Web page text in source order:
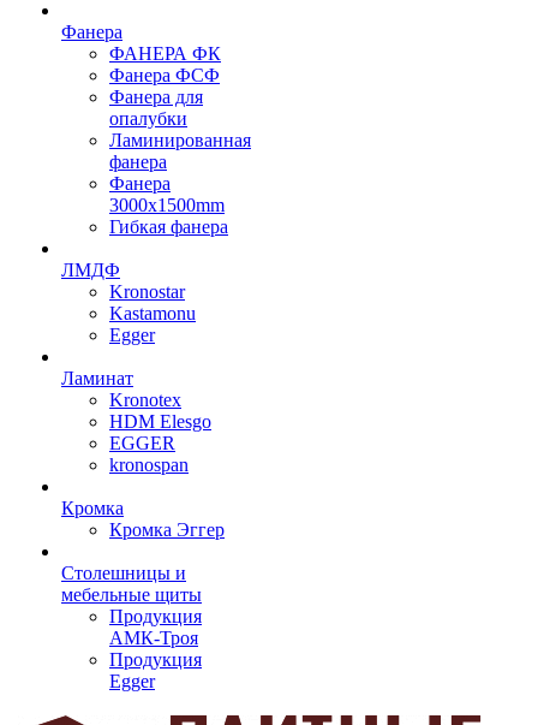
Фанера
ФАНЕРА ФК
Фанера ФСФ
Фанера для
опалубки
Ламинированная
фанера
Фанера
3000х1500mm
Гибкая фанера
ЛМДФ
Kronostar
Kastamonu
Egger
Ламинат
Kronotex
HDM Elesgo
EGGER
kronospan
Кромка
Кромка Эггер
Столешницы и
мебельные щиты
Продукция
АМК-Троя
Продукция
Egger